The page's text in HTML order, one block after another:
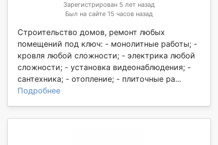
Зарегистрирован 5 лет назад
Был на сайте 15 часов назад
Строительство домов, ремонт любых
помещений под ключ: - монолитные работы; -
кровля любой сложности; - электрика любой
сложности; - установка видеонаблюдения; -
сантехника; - отопление; - плиточные ра...
Подробнее